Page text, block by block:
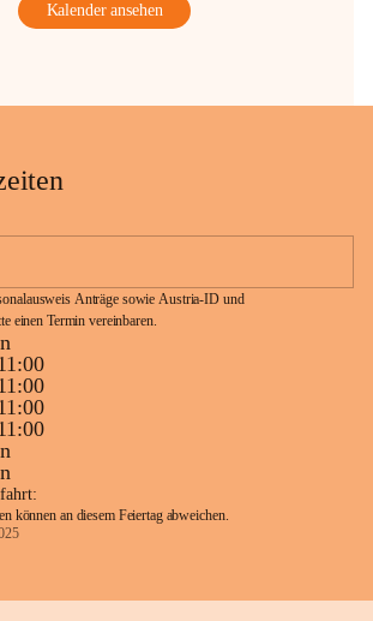
Kalender ansehen
Anträge sowie Austria-ID und
einen Termin vereinbaren.
können an diesem Feiertag abweichen.